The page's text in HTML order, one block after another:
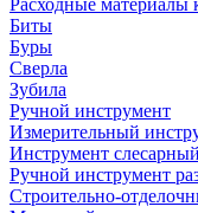
Расходные материалы
Биты
Буры
Сверла
Зубила
Ручной инструмент
Измерительный
Инструмент слесарный
Ручной инструмент
Строительно-